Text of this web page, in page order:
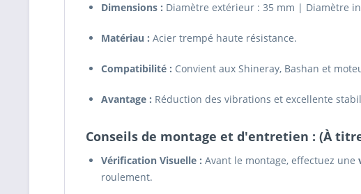
Dimensions : Diamètre extérieur : 35 mm | Diamètre
Matériau : Acier trempé haute résistance.
Compatibilité : Convient aux Shineray, Bashan et
Avantage : Réduction des vibrations et excellente
Conseils de montage et d'entretien : (À
Vérification Visuelle : Avant le montage, effectuez une
roulement.